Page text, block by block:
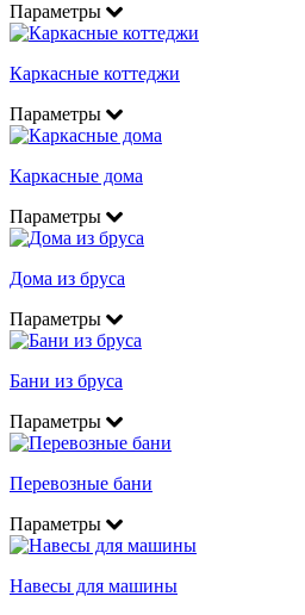
Параметры
Каркасные коттеджи
Параметры
Каркасные дома
Параметры
Дома из бруса
Параметры
Бани из бруса
Параметры
Перевозные бани
Параметры
Навесы для машины